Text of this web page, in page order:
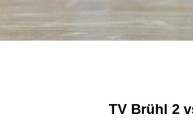
TV Brühl 2